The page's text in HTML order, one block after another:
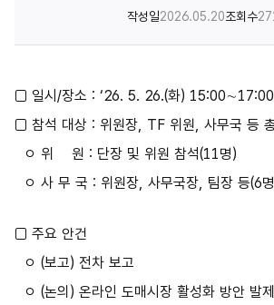
작성일2026.05.20조회수271
□ 일시/장소 : ‘26. 5. 26.(화) 15:00∼17:00
□ 참석 대상 : 위원장, TF 위원, 사무국 등
ㅇ 위 원 : 단장 및 위원 참석(11명)
ㅇ 사 무 국 : 위원장, 사무국장, 팀장 등(6
□ 주요 안건
ㅇ (보고) 전차 보고
ㅇ (논의) 온라인 도매시장 활성화 방안 발